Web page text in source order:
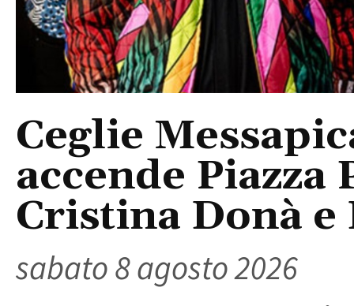
Ceglie
accende
Cristina Donà
sabato 8 agosto 2026